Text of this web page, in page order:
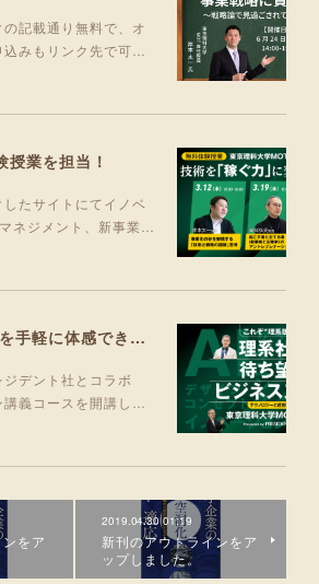
記載通り無料で、オ
みもリンク先で可…
授業を担当！
たサイトにてイノベ
ネジメント、新事業…
理科大MOTの講義を手軽に体感できる入門コース 5月より開講！
デント社とコラボ
義コースを開講し…
をア
2019.04.30 01:19
新刊のアウトラインをア
ップしました。